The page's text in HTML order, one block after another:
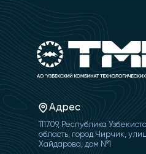
Адрес
111709, Республика
область, город Чирчик,
Хайдарова, дом №1